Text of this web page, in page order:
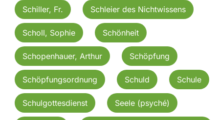
Schiller, Fr. Schleier des Nichtwissens
Scholl, Sophie Schönheit
Schopenhauer, Arthur Schöpfung
Schöpfungsordnung Schuld Schule
Schulgottesdienst Seele (psyché)